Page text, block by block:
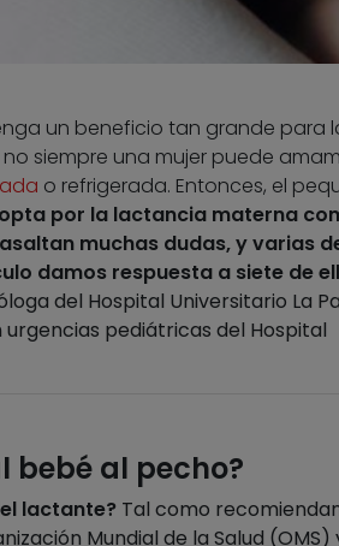
un beneficio tan grande para
no siempre una mujer puede
o refrigerada. Entonces, el
por la lactancia materna
muchas dudas, y varias
damos respuesta a siete de
del Hospital Universitario La
pediátricas del Hospital
bebé al pecho?
lactante? Tal como
Mundial de la Salud (OMS)